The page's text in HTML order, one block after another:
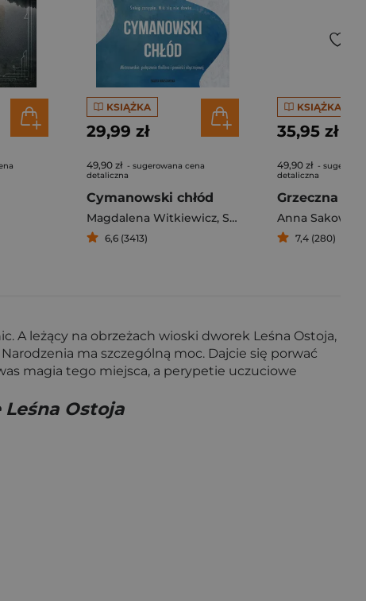
KSIĄŻKA
29,99 zł
49,90 zł - sugerowana cena
detaliczna
Cymanowski chłód
Magdalena Witkiewicz, Stefan Darda
6,6 (3413)
KSIĄŻKA
35,95 zł
49,90 zł -
detaliczna
Grzeczna
Anna Sakowicz
7,4 (280)
A leżący na obrzeżach wioski dworek Leśna Ostoja,
ma szczególną moc. Dajcie się porwać
magia tego miejsca, a perypetie uczuciowe
Ostoja